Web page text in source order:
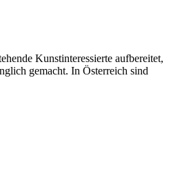
Kunstinteressierte aufbereitet,
gemacht. In Österreich sind